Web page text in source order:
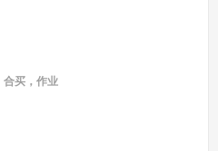
合买，作业